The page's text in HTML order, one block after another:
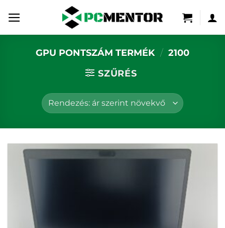
content
GPU PONTSZÁM TERMÉK / 2100
SZŰRÉS